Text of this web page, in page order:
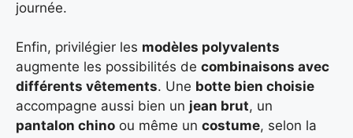
journée.
Enfin, privilégier les modèles polyvalents
augmente les possibilités de combinaisons avec
différents vêtements. Une botte bien choisie
accompagne aussi bien un jean brut, un
pantalon chino ou même un costume, selon la